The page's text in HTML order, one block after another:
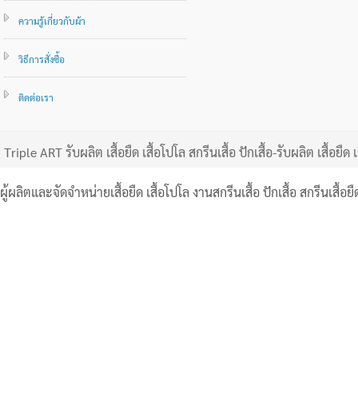
ความรู้เกี่ยวกับผ้า
วิธีการสั่งซื้อ
ติดต่อเรา
Triple ART รับผลิต เสื้อยืด เสื้อโปโล สกรีนเสื้อ ปักเสื้อ-รับผลิต เสื้อยืด
ผู้ผลิตและจัดจำหน่ายเสื้อยืด เสื้อโปโล งานสกรีนเสื้อ ปักเสื้อ สกรีนเสื้